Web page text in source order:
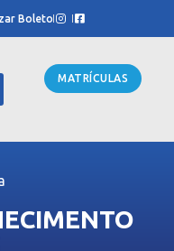
Boleto
MATRÍCULAS